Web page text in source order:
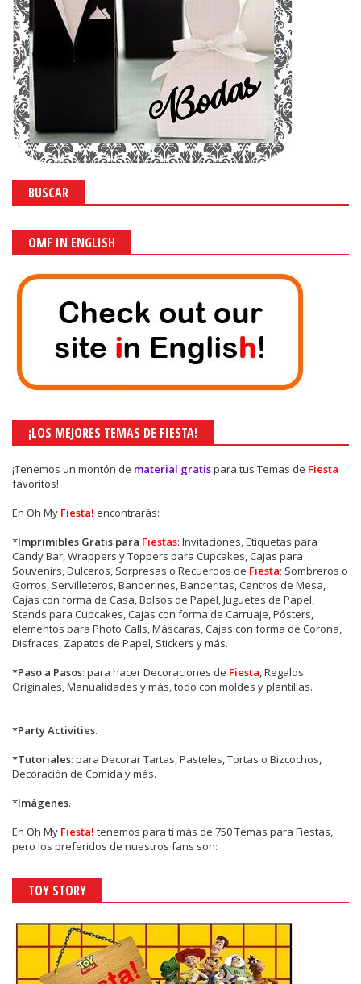
BUSCAR
OMF IN ENGLISH
¡LOS MEJORES TEMAS DE FIESTA!
¡Tenemos un montón de material gratispara tus Temas de Fiesta
favoritos!
En Oh My Fiesta! encontrarás:
*Imprimibles Gratis para Fiestas: Invitaciones, Etiquetas para
Candy Bar, Wrappers y Toppers para Cupcakes, Cajas para
Souvenirs, Dulceros, Sorpresas o Recuerdos de Fiesta; Sombreros o
Gorros, Servilleteros, Banderines, Banderitas, Centros de Mesa,
Cajas con forma de Casa, Bolsos de Papel, Juguetes de Papel,
Stands para Cupcakes, Cajas con forma de Carruaje, Pósters,
elementos para Photo Calls, Máscaras, Cajas con forma de Corona,
Disfraces, Zapatos de Papel, Stickers y más.
*Paso a Pasos: para hacer Decoraciones de Fiesta, Regalos
Originales, Manualidades y más, todo con moldes y plantillas.
*Party Activities.
*Tutoriales: para Decorar Tartas, Pasteles, Tortas o Bizcochos,
Decoración de Comida y más.
*Imágenes.
En Oh My Fiesta! tenemos para ti más de 750 Temas para Fiestas,
pero los preferidos de nuestros fans son:
TOY STORY